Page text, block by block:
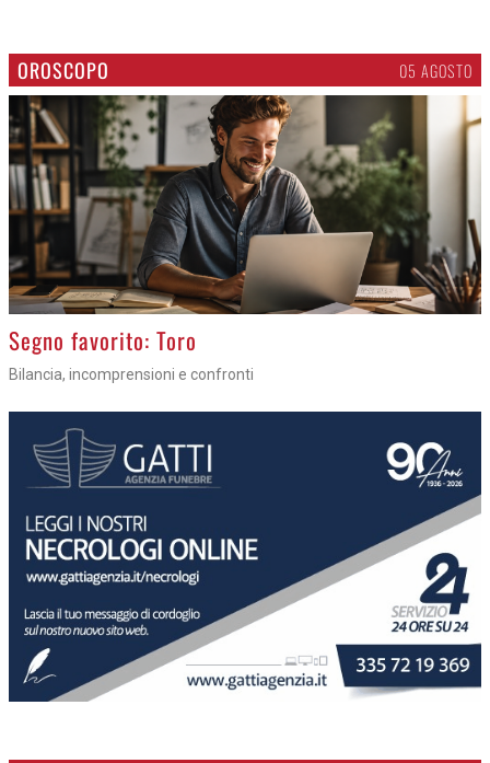
OROSCOPO 05 AGOSTO
>
Segno favorito: Toro
Bilancia, incomprensioni e confronti